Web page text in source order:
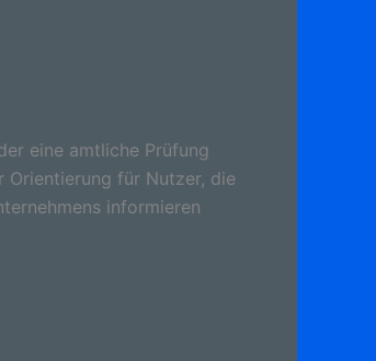
eine amtliche Prüfung
Orientierung für Nutzer, die
informieren